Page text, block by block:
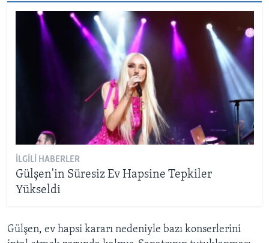
İLGILI HABERLER
Gülşen'in Süresiz Ev Hapsine Tepkiler
Yükseldi
Gülşen, ev hapsi kararı nedeniyle bazı konserlerini